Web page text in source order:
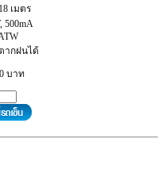
เมตร
500mA
ากฝนได้
บาท